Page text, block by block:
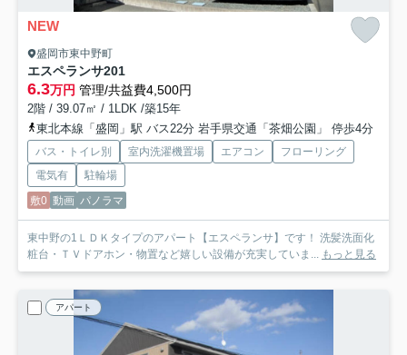
NEW
盛岡市東中野町
エスペランサ201
6.3万円 管理/共益費4,500円
2階 / 39.07㎡ / 1LDK /築15年
東北本線「盛岡」駅 バス22分 岩手県交通「茶畑公園」 停歩4分
バス・トイレ別 室内洗濯機置場 エアコン
フローリング
電気有
駐輪場
敷0 動画 パノラマ
東中野の1ＬＤＫタイプのアパート【エスペランサ】です！ 洗髪洗面化
粧台・ＴＶドアホン・物置など嬉しい設備が充実していま...
もっと見る
アパート